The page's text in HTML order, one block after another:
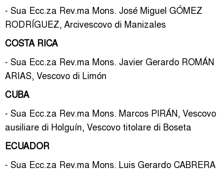
- Sua Ecc.za Rev.ma Mons. José Miguel GÓMEZ
RODRÍGUEZ, Arcivescovo di Manizales
COSTA RICA
- Sua Ecc.za Rev.ma Mons. Javier Gerardo ROMÁN
ARIAS, Vescovo di Limón
CUBA
- Sua Ecc.za Rev.ma Mons. Marcos PIRÁN, Vescovo
ausiliare di Holguín, Vescovo titolare di Boseta
ECUADOR
- Sua Ecc.za Rev.ma Mons. Luis Gerardo CABRERA